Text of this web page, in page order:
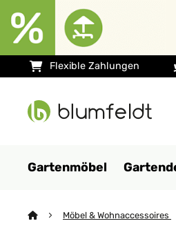
Flexible Zahlungen
Gartenmöbel
Möbel & Wohnaccessoires